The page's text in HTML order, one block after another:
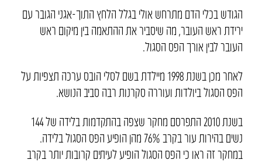
הגודש בכלי הדם מתרחש אולי בגלל הלחץ התוך-אגני הגובר עם
ירידת ראש העובר, מה שיסביר את ההתאמה בין מיקום ראש
העובר לבין אורך הפס הסגול.
לאחר מכן בשנת 1998 מיילדת בשם לסלי הובס ערכה תצפיות על
הפס הסגול ביולדות ועוררה סקרנות רבה סביב הנושא.
בשנת 2010 התפרסם מחקר שצפה בהתקדמות בלידה של 144
נשים בהירות עור בקרב 76% מהן הופיע הפס הסגול בלידה.
במחקר זה ראו כי הפס הסגול הופיע לעיתים קרובות יותר בקרב